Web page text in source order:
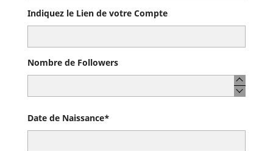
Indiquez le Lien de votre Compte
Nombre de Followers
Date de Naissance*